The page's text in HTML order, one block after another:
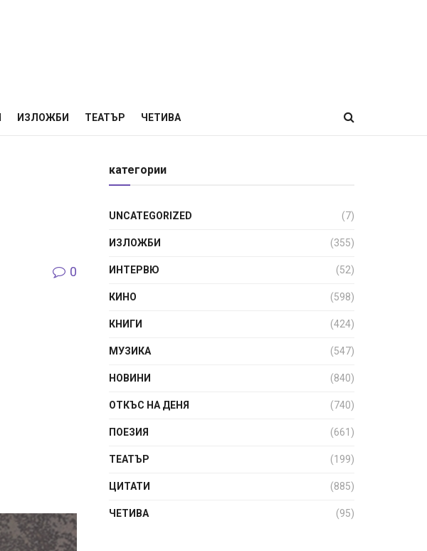
ИЗЛОЖБИ ТЕАТЪР ЧЕТИВА
0
категории
UNCATEGORIZED (7)
ИЗЛОЖБИ (355)
ИНТЕРВЮ (52)
КИНО (598)
КНИГИ (424)
МУЗИКА (547)
НОВИНИ (840)
ОТКЪС НА ДЕНЯ (740)
ПОЕЗИЯ (661)
ТЕАТЪР (199)
ЦИТАТИ (885)
ЧЕТИВА (95)